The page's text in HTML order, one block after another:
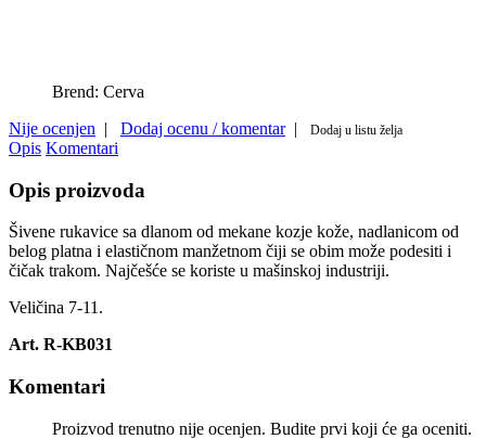
Brend: Cerva
Nije ocenjen | Dodaj ocenu / komentar| Dodaj u listu želja
Opis Komentari
Opis proizvoda
Šivene rukavice sa dlanom od mekane kozje kože, nadlanicom od
belog platna i elastičnom manžetnom čiji se obim može podesiti i
čičak trakom. Najčešće se koriste u mašinskoj industriji.
Veličina 7-11.
Art. R-KB031
Komentari
Proizvod trenutno nije ocenjen. Budite prvi koji će ga oceniti.